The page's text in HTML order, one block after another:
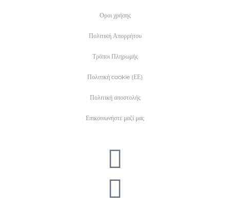
Οροι χρήσης
Πολιτική Απορρήτου
Τρόποι Πληρωμής
Πολιτική cookie (ΕΕ)
Πολιτική αποστολής
Επικοινωνήστε μαζί μας